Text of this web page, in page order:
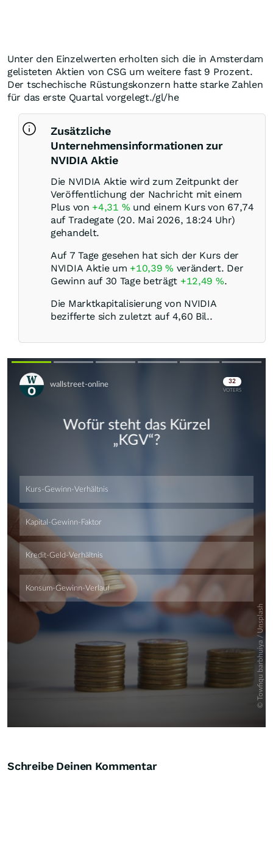
Unter den Einzelwerten erholten sich die in Amsterdam
gelisteten Aktien von CSG um weitere fast 9 Prozent.
Der tschechische Rüstungskonzern hatte starke Zahlen
für das erste Quartal vorgelegt./gl/he
Zusätzliche
Unternehmensinformationen zur
NVIDIA Aktie
Die NVIDIA Aktie wird zum Zeitpunkt der
Veröffentlichung der Nachricht mit einem
Plus von +4,31 % und einem Kurs von 67,74
auf Tradegate (20. Mai 2026, 18:24 Uhr)
gehandelt.
Auf 7 Tage gesehen hat sich der Kurs der
NVIDIA Aktie um +10,39% verändert. Der
Gewinn auf 30 Tage beträgt +12,49 %.
Die Marktkapitalisierung von NVIDIA
bezifferte sich zuletzt auf 4,60 Bil..
Skip
Skip
Schreibe Deinen Kommentar